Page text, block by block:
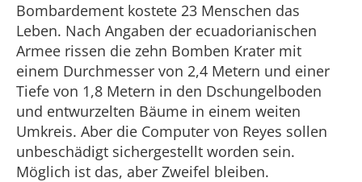
Bombardement kostete 23 Menschen das
Leben. Nach Angaben der ecuadorianischen
Armee rissen die zehn Bomben Krater mit
einem Durchmesser von 2,4 Metern und einer
Tiefe von 1,8 Metern in den Dschungelboden
und entwurzelten Bäume in einem weiten
Umkreis. Aber die Computer von Reyes sollen
unbeschädigt sichergestellt worden sein.
Möglich ist das, aber Zweifel bleiben.